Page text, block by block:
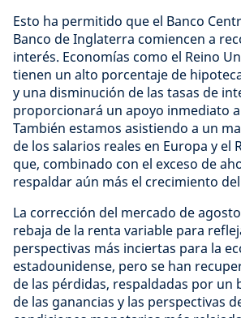
Esto ha permitido que el Banco
Banco de Inglaterra comiencen a
interés. Economías como el Reino
tienen un alto porcentaje de
y una disminución de las tasas de
proporcionará un apoyo inmediato
También estamos asistiendo a un
de los salarios reales en Europa y el
que, combinado con el exceso de
respaldar aún más el crecimiento
La corrección del mercado de
rebaja de la renta variable para
perspectivas más inciertas para la
estadounidense, pero se han
de las pérdidas, respaldadas por un
de las ganancias y las perspectivas